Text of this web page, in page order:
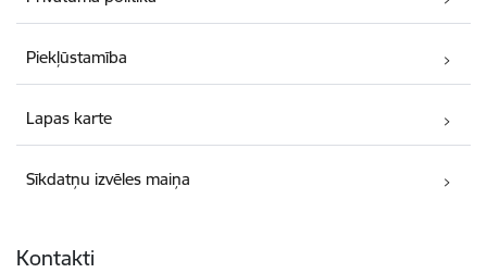
Piekļūstamība
Lapas karte
Sīkdatņu izvēles maiņa
Kontakti